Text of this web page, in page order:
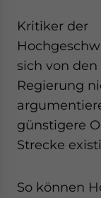
Kritiker der
sich von
Regierung
günstigere
Strecke
So können